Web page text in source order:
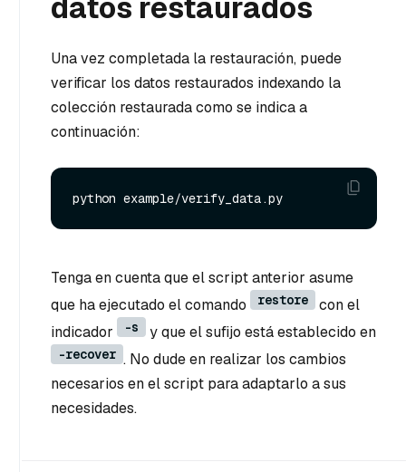
datos restaurados
Una vez completada la restauración, puede
verificar los datos restaurados indexando la
colección restaurada como se indica a
continuación:
Tenga en cuenta que el script anterior asume
que ha ejecutado el comando
restore
con el
indicador
-s y que el sufijo está establecido en
-recover . No dude en realizar los cambios
necesarios en el script para adaptarlo a sus
necesidades.